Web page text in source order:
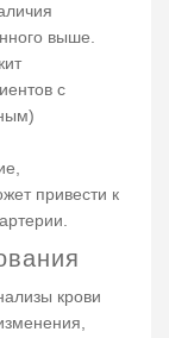
выше.
с
привести к
крови